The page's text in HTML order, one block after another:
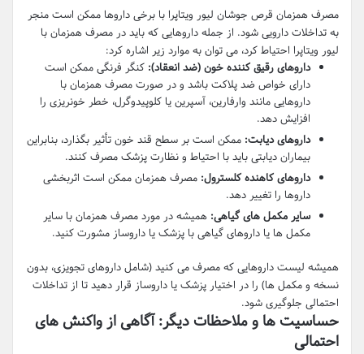
مصرف همزمان قرص جوشان لیور ویتاپرا با برخی داروها ممکن است منجر
به تداخلات دارویی شود. از جمله داروهایی که باید در مصرف همزمان با
لیور ویتاپرا احتیاط کرد، می توان به موارد زیر اشاره کرد:
داروهای رقیق کننده خون (ضد انعقاد): کنگر فرنگی ممکن است
دارای خواص ضد پلاکت باشد و در صورت مصرف همزمان با
داروهایی مانند وارفارین، آسپرین یا کلوپیدوگرل، خطر خونریزی را
افزایش دهد.
داروهای دیابت: ممکن است بر سطح قند خون تأثیر بگذارد، بنابراین
بیماران دیابتی باید با احتیاط و نظارت پزشک مصرف کنند.
داروهای کاهنده کلسترول: مصرف همزمان ممکن است اثربخشی
داروها را تغییر دهد.
سایر مکمل های گیاهی: همیشه در مورد مصرف همزمان با سایر
مکمل ها یا داروهای گیاهی با پزشک یا داروساز مشورت کنید.
همیشه لیست داروهایی که مصرف می کنید (شامل داروهای تجویزی، بدون
نسخه و مکمل ها) را در اختیار پزشک یا داروساز قرار دهید تا از تداخلات
احتمالی جلوگیری شود.
حساسیت ها و ملاحظات دیگر: آگاهی از واکنش های
احتمالی